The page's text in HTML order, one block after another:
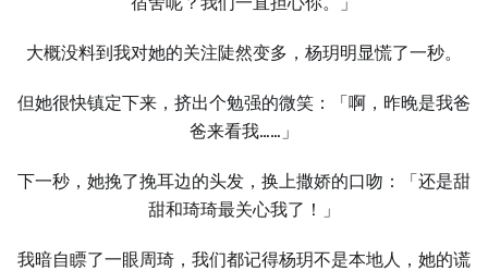
大概没料到我对她的关注陡然变多，杨玥明显慌了一秒。
但她很快镇定下来，挤出个勉强的微笑：「啊，昨晚是我爸
爸来看我……」
下一秒，她挽了挽耳边的头发，换上撒娇的口吻：「还是甜
甜和琦琦最关心我了！」
我暗自瞟了一眼周琦，我们都记得杨玥不是本地人，她的谎